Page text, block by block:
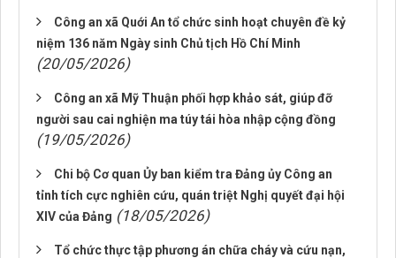
Công an xã Quới An tổ chức sinh hoạt chuyên đề kỷ
niệm 136 năm Ngày sinh Chủ tịch Hồ Chí Minh
(20/05/2026)
Công an xã Mỹ Thuận phối hợp khảo sát, giúp đỡ
người sau cai nghiện ma túy tái hòa nhập cộng đồng
(19/05/2026)
Chi bộ Cơ quan Ủy ban kiểm tra Đảng ủy Công an
tỉnh tích cực nghiên cứu, quán triệt Nghị quyết đại hội
XIV của Đảng (18/05/2026)
Tổ chức thực tập phương án chữa cháy và cứu nạn,